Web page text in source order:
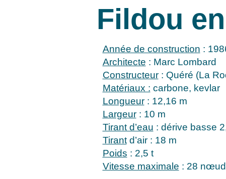
Fildou
Année de construction :
Architecte : Marc Lombard
Constructeur: Quéré (La
Matériaux : carbone, kevlar
Longueur: 12,16 m
Largeur: 10 m
Tirant d’eau : dérive basse
Tirantd’air : 18 m
Poids : 2,5 t
Vitesse maximale : 28